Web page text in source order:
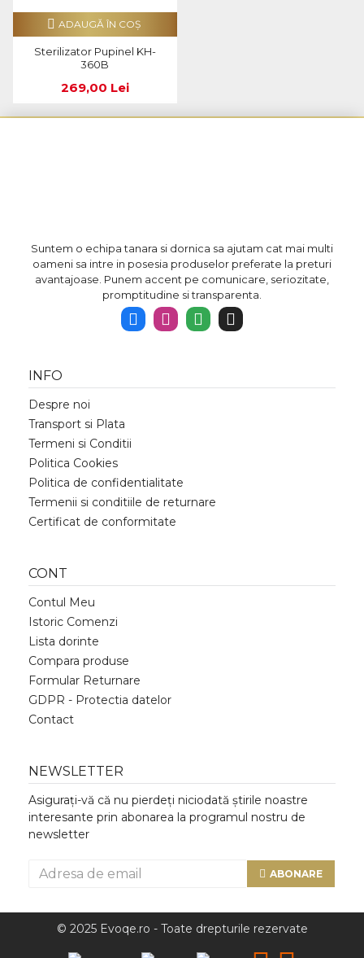
Sterilizator Pupinel KH-
360B
269,00 Lei
ADAUGĂ ÎN COŞ
Suntem o echipa tanara si dornica sa ajutam cat mai multi
oameni sa intre in posesia produselor preferate la preturi
avantajoase. Punem accent pe comunicare, seriozitate,
promptitudine si transparenta.
INFO
Despre noi
Transport si Plata
Termeni si Conditii
Politica Cookies
Politica de confidentialitate
Termenii si conditiile de returnare
Certificat de conformitate
CONT
Contul Meu
Istoric Comenzi
Lista dorinte
Compara produse
Formular Returnare
GDPR - Protectia datelor
Contact
NEWSLETTER
Asigurați-vă că nu pierdeți niciodată știrile noastre
interesante prin abonarea la programul nostru de
newsletter
ABONARE
© 2025 Evoqe.ro - Toate drepturile rezervate